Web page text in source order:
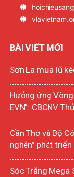
BÀI VIẾT MỚI
Sơn La mưa lũ
Hưởng ứng
EVN”: CBCNV
Cần Thơ và Bộ
nghẽn” phát triển
Sóc Trăng Mega